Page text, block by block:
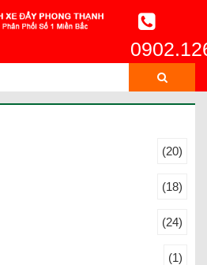
(20)
(18)
(24)
(1)